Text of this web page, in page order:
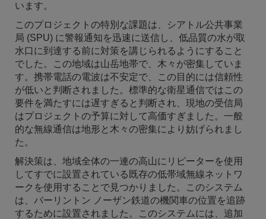
います。
このプロジェクトの特別な課題は、シアトル公共事業
局 (SPU) に警報通知を迅速に送信し、低品質の水が取
水口に到達する前に対策を講じられるようにすること
でした。この地域は山岳地帯で、木々が密集していま
す。携帯電話の電波は不安定で、この目的には信頼性
が低いと判断されました。標準的な衛星通信ではこの
要件を満たすには遅すぎると判断され、現地の受信局
はプロジェクトの予算に対して高価すぎました。一般
的な無線通信は地形と木々の密集により妨げられまし
た。
解決策は、地域全体の一連の高山にリピーターを使用
してすでに設置されている既存の低帯域無線ネットワ
ークを使用することで見つかりました。このシステム
は、バーリントン ノーザン鉄道の機関車の位置を追跡
するために設置されました。このシステムには、追加